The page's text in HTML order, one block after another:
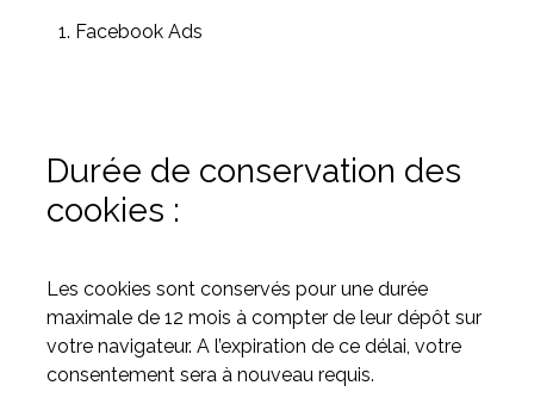
Facebook Ads
Durée de conservation des
cookies :
Les cookies sont conservés pour une durée
maximale de 12 mois à compter de leur dépôt sur
votre navigateur. A l’expiration de ce délai, votre
consentement sera à nouveau requis.